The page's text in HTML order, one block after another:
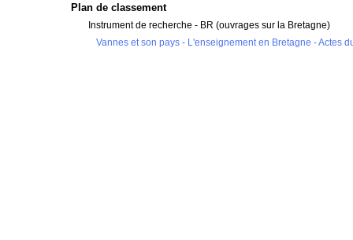
Plan de classement
Instrument de recherche - BR (ouvrages sur la Bretagne)
Vannes et son pays - L'enseignement en Bretagne - Actes